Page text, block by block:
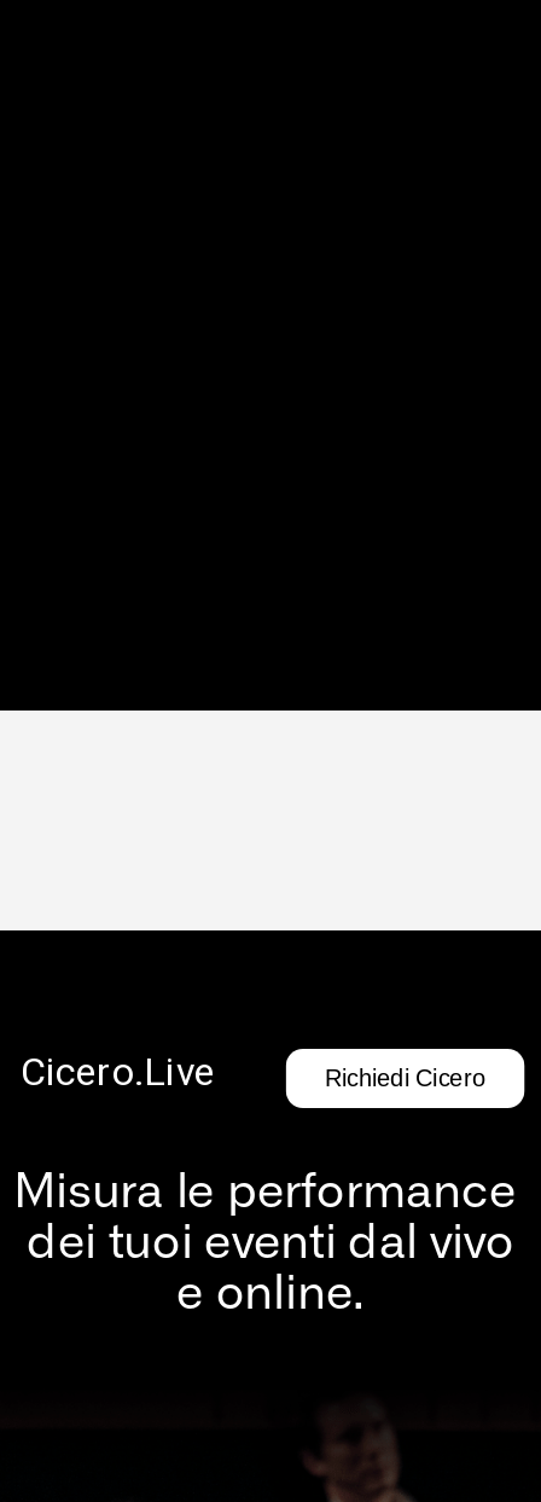
Cicero.Live Richiedi Cicero
Misura le performance
dei tuoi eventi dal vivo
e online.